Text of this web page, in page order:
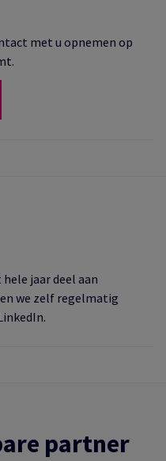
met u opnemen op
jaar deel aan
we zelf regelmatig
partner